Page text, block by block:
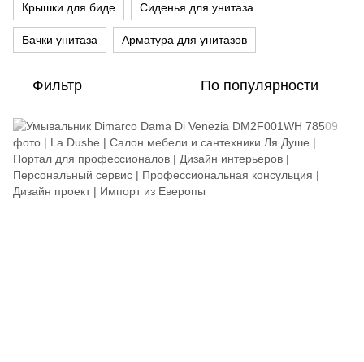
Крышки для биде Сиденья для унитаза
Бачки унитаза Арматура для унитазов
Фильтр По популярности